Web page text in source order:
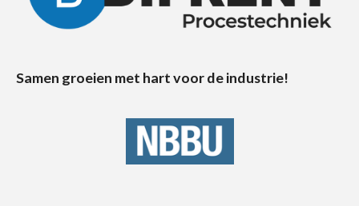
Samen groeien met hart voor de industrie!